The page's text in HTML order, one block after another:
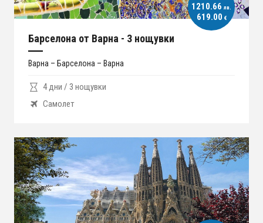
1210.66 лв.
619.00 €
Барселона от Варна - 3 нощувки
Варна – Барселона – Варна
4 дни / 3 нощувки
Самолет